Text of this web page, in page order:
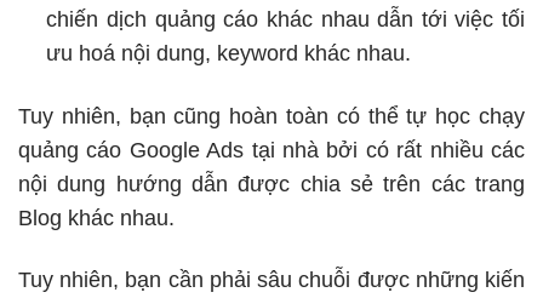
chiến dịch quảng cáo khác nhau dẫn tới việc tối
ưu hoá nội dung, keyword khác nhau.
Tuy nhiên, bạn cũng hoàn toàn có thể tự học chạy
quảng cáo Google Ads tại nhà bởi có rất nhiều các
nội dung hướng dẫn được chia sẻ trên các trang
Blog khác nhau.
Tuy nhiên, bạn cần phải sâu chuỗi được những kiến